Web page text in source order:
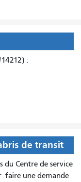
:
de transit
du Centre de service
faire une demande